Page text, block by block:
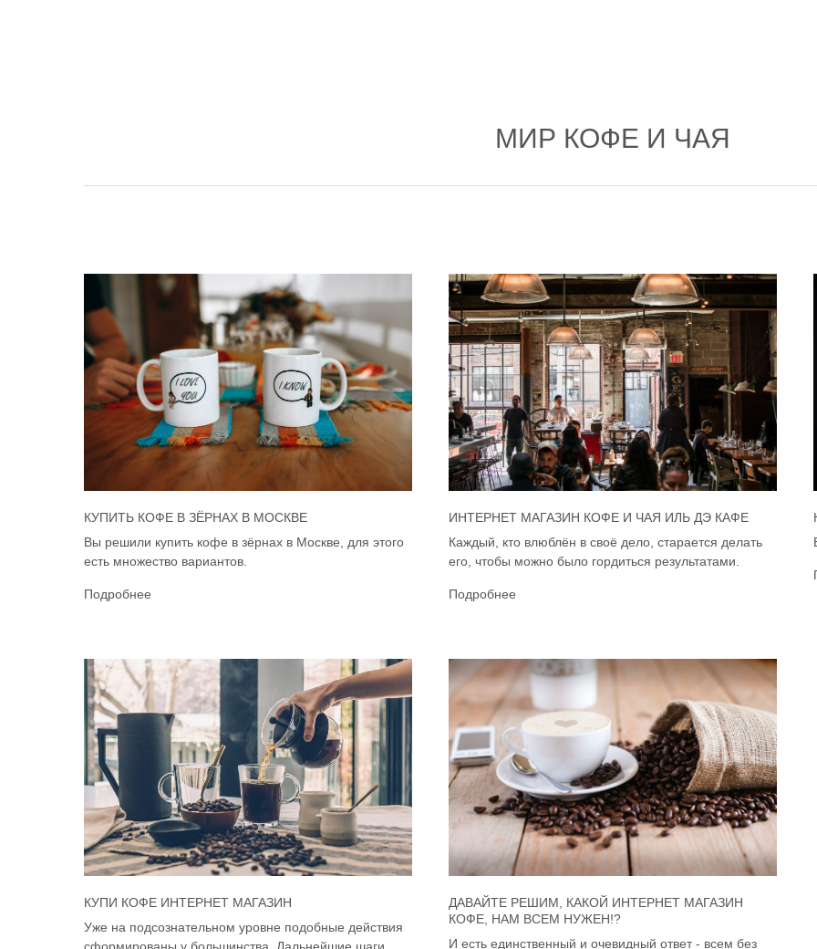
МИР КОФЕ И ЧАЯ
КУПИТЬ КОФЕ В ЗЁРНАХ В МОСКВЕ
Вы решили купить кофе в зёрнах в Москве, для этого
есть множество вариантов.
Подробнее
ИНТЕРНЕТ МАГАЗИН КОФЕ И ЧАЯ ИЛЬ ДЭ КАФЕ
Каждый, кто влюблён в своё дело, старается делать
его, чтобы можно было гордиться результатами.
Подробнее
КУПИ КОФЕ ИНТЕРНЕТ МАГАЗИН
Уже на подсознательном уровне подобные действия
ДАВАЙТЕ РЕШИМ, КАКОЙ ИНТЕРНЕТ МАГАЗИН
КОФЕ, НАМ ВСЕМ НУЖЕН!?
И есть единственный и очевидный ответ - всем без